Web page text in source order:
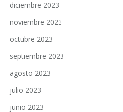
diciembre 2023
noviembre 2023
octubre 2023
septiembre 2023
agosto 2023
julio 2023
junio 2023